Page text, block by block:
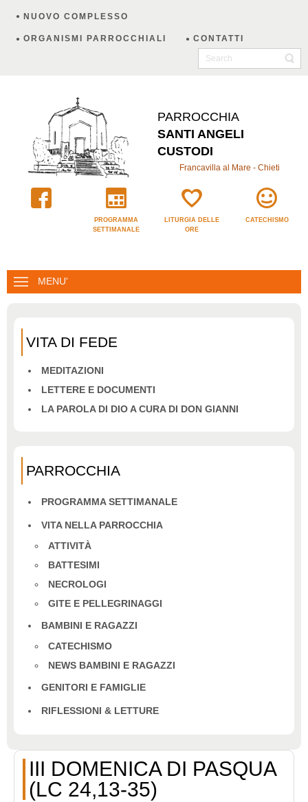
NUOVO COMPLESSO
ORGANISMI PARROCCHIALI CONTATTI
PARROCCHIA
SANTI ANGELI
CUSTODI
Francavilla al Mare - Chieti
PROGRAMMA
SETTIMANALE
LITURGIA DELLE
ORE
CATECHISMO
MENU'
VITA DI FEDE
MEDITAZIONI
LETTERE E DOCUMENTI
LA PAROLA DI DIO A CURA DI DON GIANNI
PARROCCHIA
PROGRAMMA SETTIMANALE
VITA NELLA PARROCCHIA
ATTIVITÀ
BATTESIMI
NECROLOGI
GITE E PELLEGRINAGGI
BAMBINI E RAGAZZI
CATECHISMO
NEWS BAMBINI E RAGAZZI
GENITORI E FAMIGLIE
RIFLESSIONI & LETTURE
III DOMENICA DI PASQUA
(LC 24,13-35)